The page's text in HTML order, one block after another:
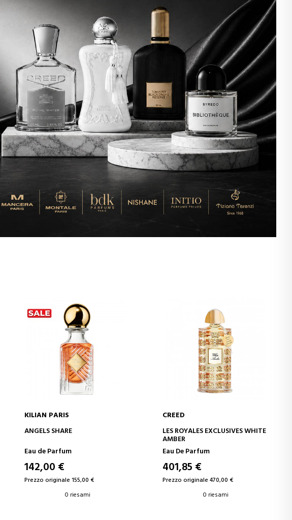
AGGIUNGI AL CARRELLO
KILIAN PARIS
ANGELS SHARE
Eau de Parfum
142,00 €
Prezzo originale 155,00 €
0 riesami
AGGIUNGI AL CARRELLO
CREED
LES ROYALES EXCLUSIVES WHITE
AMBER
Eau De Parfum
401,85 €
Prezzo originale 470,00 €
0 riesami